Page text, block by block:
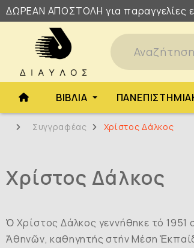
ΔΩΡΕΑΝ ΑΠΟΣΤΟΛΗ για
ΒΙΒΛΊΑ
Συγγραφέας Χρίστος Δάλκος
Χρίστος Δάλκος
Ὁ Χρίστος Δάλκος γεννήθηκε τό
Ἀθηνῶν, καθηγητής στήν Μέση